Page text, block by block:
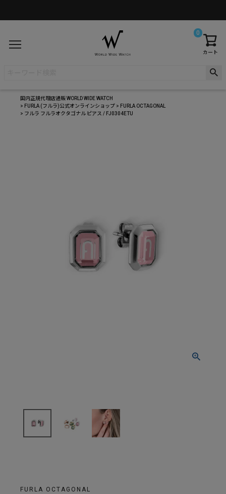
カート
0
国内正規代理店通販 WORLD WIDE WATCH
FURLA (フルラ)公式オンラインショップ
FURLA OCTAGONAL
フルラ フルラオクタゴナル ピアス / FJ0304ETU
FURLA OCTAGONAL